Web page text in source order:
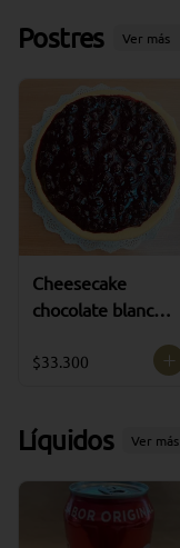
Postres Ver más
Cheesecake
chocolate blanco
porciones )
$33.300
Líquidos Ver más